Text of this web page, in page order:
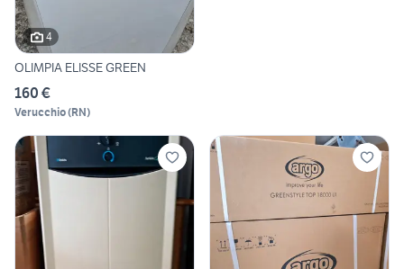
4
OLIMPIA ELISSE GREEN
160 €
Verucchio(RN)